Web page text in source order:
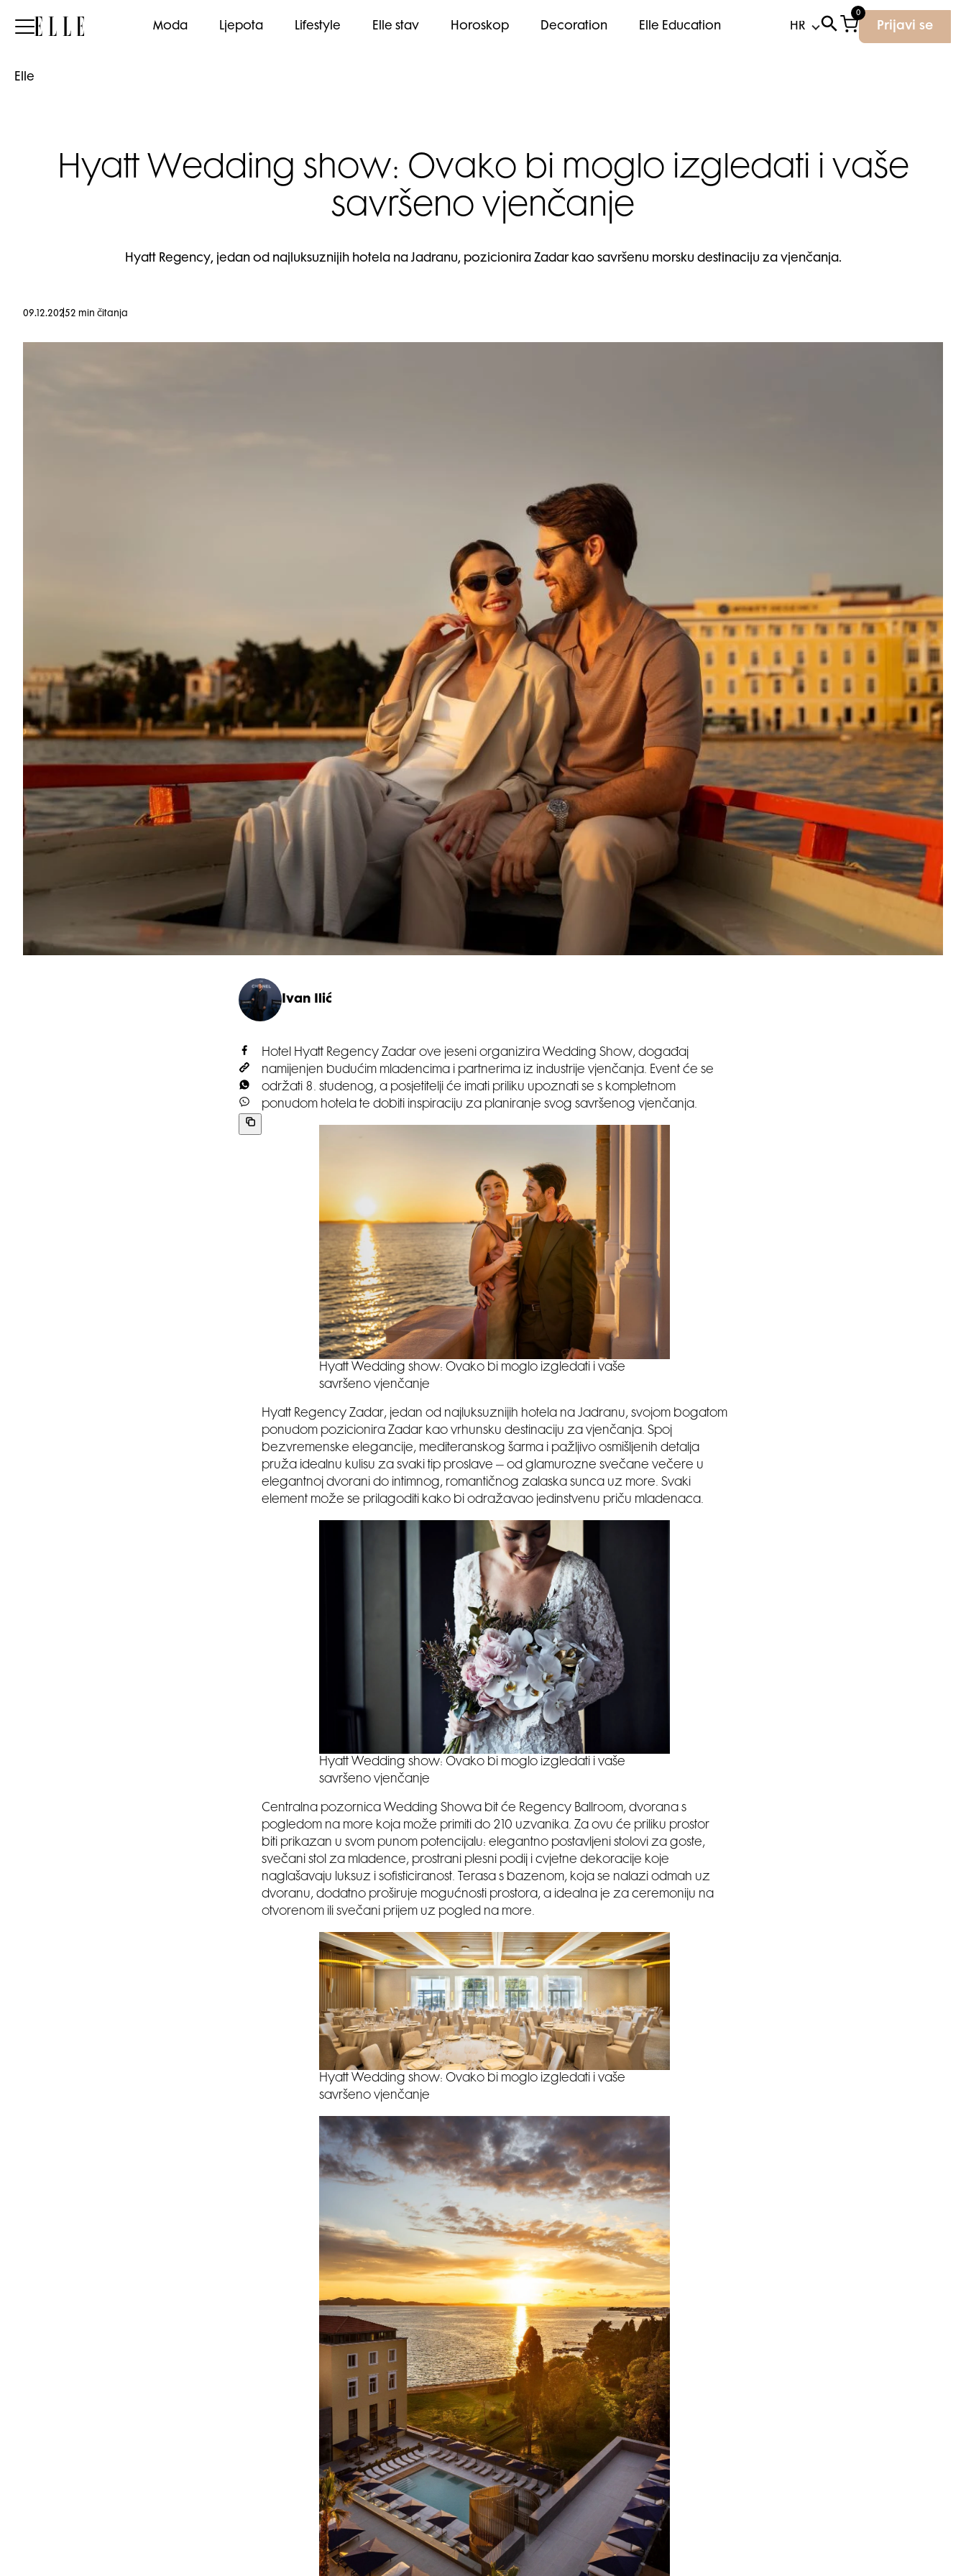
Elle Moda Ljepota Lifestyle Elle stav Horoskop Decoration Elle Education
0
Prijavi se
Elle
Hyatt Wedding show: Ovako bi moglo izgledati i vaše
savršeno vjenčanje
Hyatt Regency, jedan od najluksuznijih hotela na Jadranu, pozicionira Zadar kao savršenu morsku destinaciju za vjenčanja.
09.12.20252 min čitanja
Ivan Ilić
Hotel Hyatt Regency Zadar ove jeseni organizira Wedding Show, događaj
namijenjen budućim mladencima i partnerima iz industrije vjenčanja. Event će se
održati 8. studenog, a posjetitelji će imati priliku upoznati se s kompletnom
ponudom hotela te dobiti inspiraciju za planiranje svog savršenog vjenčanja.
Hyatt Wedding show: Ovako bi moglo izgledati i vaše
savršeno vjenčanje
Hyatt Regency Zadar, jedan od najluksuznijih hotela na Jadranu, svojom bogatom
ponudom pozicionira Zadar kao vrhunsku destinaciju za vjenčanja. Spoj
bezvremenske elegancije, mediteranskog šarma i pažljivo osmišljenih detalja
pruža idealnu kulisu za svaki tip proslave – od glamurozne svečane večere u
elegantnoj dvorani do intimnog, romantičnog zalaska sunca uz more. Svaki
element može se prilagoditi kako bi odražavao jedinstvenu priču mladenaca.
Hyatt Wedding show: Ovako bi moglo izgledati i vaše
savršeno vjenčanje
Centralna pozornica Wedding Showa bit će Regency Ballroom, dvorana s
pogledom na more koja može primiti do 210 uzvanika. Za ovu će priliku prostor
biti prikazan u svom punom potencijalu: elegantno postavljeni stolovi za goste,
svečani stol za mladence, prostrani plesni podij i cvjetne dekoracije koje
naglašavaju luksuz i sofisticiranost. Terasa s bazenom, koja se nalazi odmah uz
dvoranu, dodatno proširuje mogućnosti prostora, a idealna je za ceremoniju na
otvorenom ili svečani prijem uz pogled na more.
Hyatt Wedding show: Ovako bi moglo izgledati i vaše
savršeno vjenčanje